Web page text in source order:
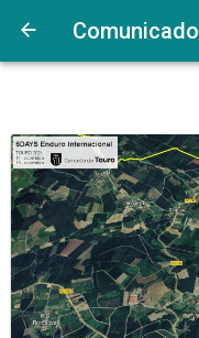
Comunicado